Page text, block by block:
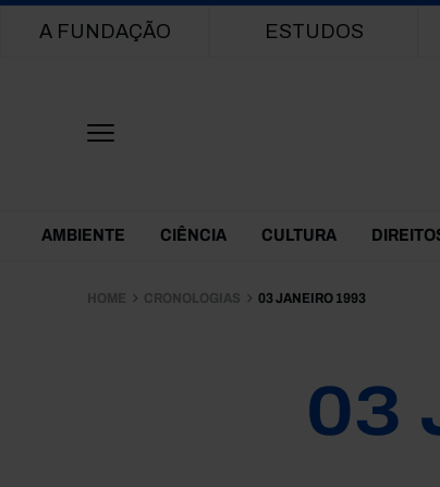
Main navigation
A FUNDAÇÃO ESTUDOS
Themes Menu
AMBIENTE CIÊNCIA CULTURA
HOME CRONOLOGIAS 03 JANEIRO 1993
03